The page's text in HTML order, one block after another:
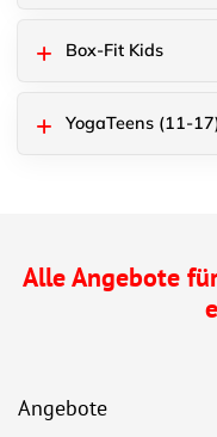
Box-Fit Kids
YogaTeens (11-
Alle Angebote
Angebote